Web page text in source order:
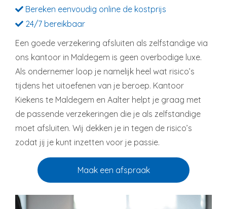
Bereken eenvoudig online de kostprijs
24/7 bereikbaar
Een goede verzekering afsluiten als zelfstandige via
ons kantoor in Maldegem is geen overbodige luxe.
Als ondernemer loop je namelijk heel wat risico’s
tijdens het uitoefenen van je beroep. Kantoor
Kiekens te Maldegem en Aalter helpt je graag met
de passende verzekeringen die je als zelfstandige
moet afsluiten. Wij dekken je in tegen de risico’s
zodat jij je kunt inzetten voor je passie.
Maak een afspraak